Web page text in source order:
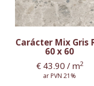
Carácter Mix Gris
60 x 60
€43.90 / m2
ar PVN 21%